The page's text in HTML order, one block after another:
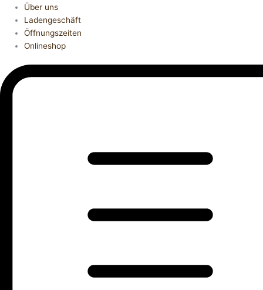
Über uns
Ladengeschäft
Öffnungszeiten
Onlineshop